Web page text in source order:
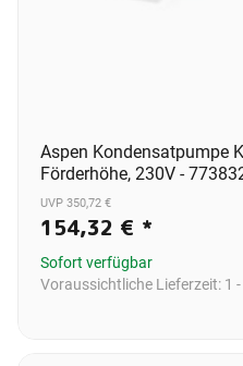
Aspen Kondensatpumpe
Förderhöhe, 230V -
UVP 350,72 €
154,32 € *
Sofort verfügbar
Voraussichtliche Lieferzeit: 1